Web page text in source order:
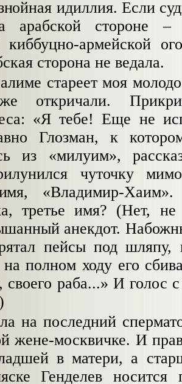
идиллия. Если
арабской стороне –
киббуцно-армейской
сторона не ведала.
стареет моя
откричали.
«Я тебе! Еще не
Глозман, к
из «милуим»,
чуточку
«Владимир-
третье имя? (Нет, не
анекдот.
пейсы под шляпу,
полном ходу его
раба...» И голос
на последний
жене-москвичке. И
в матери, а
Генделев